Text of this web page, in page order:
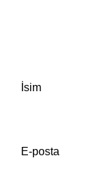
İsim
E-posta